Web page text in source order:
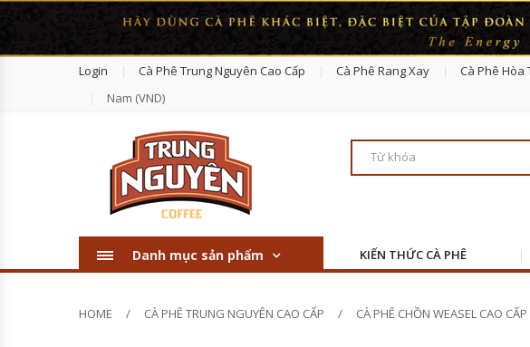
Cà Phê Chồn Legendee 225gr Trung
Cà Phê Chồn WEASEL Cao Cấp
Login Cà Phê Trung Nguyên Cao Cấp Cà Phê Rang Xay Cà Phê Hòa
Nam (VND)
Danh mục sản phẩm KIẾN THỨC CÀ PHÊ
HOME CÀ PHÊ TRUNG NGUYÊN CAO CẤP CÀ PHÊ CHỒN WEASEL CAO CẤP